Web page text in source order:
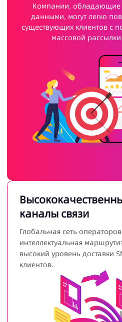
Компании, обладающие
данными, могут легко
существующих клиентов с
массовой рассылки
каналы связи
Глобальная сеть
интеллектуальная
высокий уровень доставки
клиентов.